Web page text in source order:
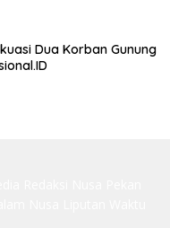
Dua Korban Gunung